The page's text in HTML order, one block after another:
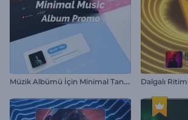
M
üzik Albümü İçin Minimal Tanıtım